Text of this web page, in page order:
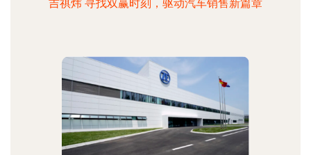
吉祺炜 寻找双赢时刻，驱动汽车销售新篇章